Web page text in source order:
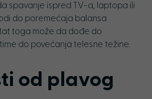
spavanje ispred TV-a, laptopa ili
do poremećaja balansa
toga može da dođe do
do povećanja telesne težine.
od plavog